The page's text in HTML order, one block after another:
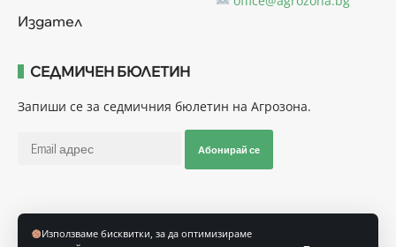
Използваме бисквитки, за да оптимизираме
Издател
СЕДМИЧЕН БЮЛЕТИН
Запиши се за седмичния бюлетин на Агрозона.
Абонирай се